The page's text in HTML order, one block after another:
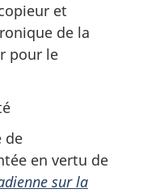
et
de la
pour le
de
en vertu de
sur la